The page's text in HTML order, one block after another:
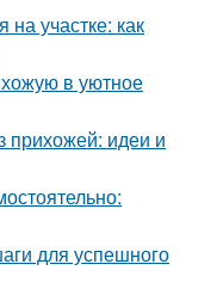
участке: как
в уютное
прихожей: идеи и
для успешного